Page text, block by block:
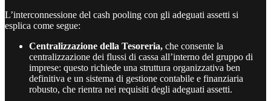
L’interconnessione del cash pooling con gli adeguati assetti si
esplica come segue:
Centralizzazione della Tesoreria, che consente la
centralizzazione dei flussi di cassa all’interno del gruppo di
imprese: questo richiede una struttura organizzativa ben
definitiva e un sistema di gestione contabile e finanziaria
robusto, che rientra nei requisiti degli adeguati assetti.